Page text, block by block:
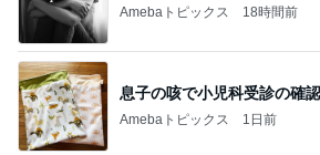
Amebaトピックス 18時間前
息子の咳で小児科受診の確
Amebaトピックス 1日前